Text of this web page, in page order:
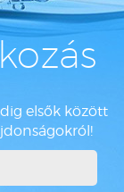
elsők között